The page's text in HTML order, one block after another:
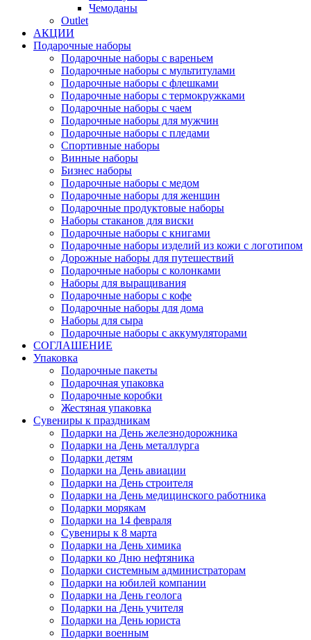
Чемоданы
Outlet
АКЦИИ
Подарочные наборы
Подарочные наборы с вареньем
Подарочные наборы с мультитулами
Подарочные наборы с флешками
Подарочные наборы с термокружками
Подарочные наборы с чаем
Подарочные наборы для мужчин
Подарочные наборы с пледами
Спортивные наборы
Винные наборы
Бизнес наборы
Подарочные наборы с медом
Подарочные наборы для женщин
Подарочные продуктовые наборы
Наборы стаканов для виски
Подарочные наборы с книгами
Подарочные наборы изделий из кожи с логотипом
Дорожные наборы для путешествий
Подарочные наборы с колонками
Наборы для выращивания
Подарочные наборы с кофе
Подарочные наборы для дома
Наборы для сыра
Подарочные наборы с аккумуляторами
СОГЛАШЕНИЕ
Упаковка
Подарочные пакеты
Подарочная упаковка
Подарочные коробки
Жестяная упаковка
Сувениры к праздникам
Подарки на День железнодорожника
Подарки на День металлурга
Подарки детям
Подарки на День авиации
Подарки на День строителя
Подарки на День медицинского работника
Подарки морякам
Подарки на 14 февраля
Сувениры к 8 марта
Подарки на День химика
Подарки ко Дню нефтяника
Подарки системным администраторам
Подарки на юбилей компании
Подарки на День геолога
Подарки на День учителя
Подарки на День юриста
Подарки военным